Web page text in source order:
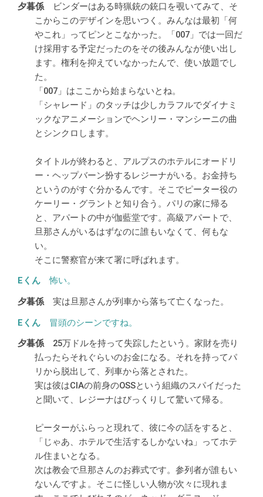
ビンダーはある時猟銃の銃口を覗いてみて、そ
こからこのデザインを思いつく。みんなは最初「何
やこれ」ってピンとこなかった。「007」では一回だ
け採用する予定だったのをその後みんなが使い出し
ます。権利を抑えていなかったんで、使い放題でし
た。
「007」はここから始まらないとね。
「シャレード」のタッチは少しカラフルでダイナミ
ックなアニメーションでヘンリー・マンシーニの曲
とシンクロします。
タイトルが終わると、アルプスのホテルにオードリ
ー・ヘップバーン扮するレジーナがいる。お金持ち
というのがすぐ分かるんです。そこでピーター役の
ケーリー・グラントと知り合う。パリの家に帰る
と、アパートの中が伽藍堂です。高級アパートで、
旦那さんがいるはずなのに誰もいなくて、何もな
い。
そこに警察官が来て署に呼ばれます。
怖い。
実は旦那さんが列車から落ちて亡くなった。
冒頭のシーンですね。
25万ドルを持って失踪したという。家財を売り
払ったらそれぐらいのお金になる。それを持ってパ
リから脱出して、列車から落とされた。
実は彼はCIAの前身のOSSという組織のスパイだった
と聞いて、レジーナはびっくりして驚いて帰る。
ピーターがふらっと現れて、彼に今の話をすると、
「じゃあ、ホテルで生活するしかないね」ってホテ
ル住まいとなる。
次は教会で旦那さんのお葬式です。参列者が誰もい
ないんですよ。そこに怪しい人物が次々に現れま